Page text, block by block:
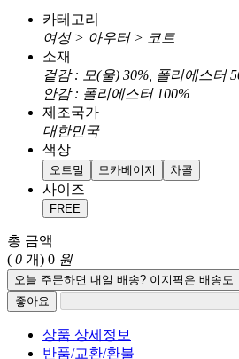
카테고리
여성 > 아우터 > 코트
소재
겉감 : 모(울) 30%, 폴리에스터
안감 : 폴리에스터 100%
제조국가
대한민국
색상
오트밀 모카베이지 차콜
사이즈
FREE
총 금액
( 0 개) 0 원
오늘 주문하면 내일 배송? 이지픽은 배송도
좋아요
상품 상세정보
반품/교환/환불